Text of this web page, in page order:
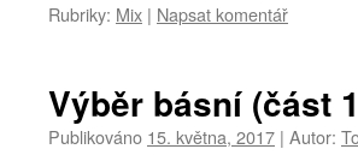
Rubriky: Mix | Napsat komentář
Výběr básní (část
Publikováno 15. května, 2017 | Autor: